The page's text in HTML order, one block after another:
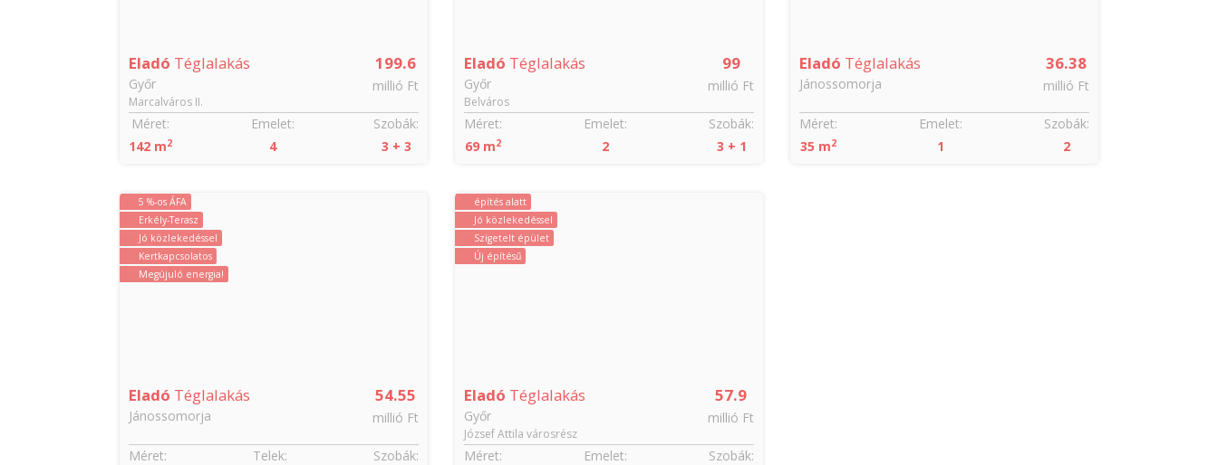
199.6
millió Ft
Eladó Téglalakás
Győr
Marcalváros II.
Szobák:
3 + 3
Méret:
142 m2
Emelet:
4
99
millió Ft
Eladó Téglalakás
Győr
Belváros
Szobák:
3 + 1
Méret:
69 m2
Emelet:
2
36.38
millió Ft
Eladó Téglalakás
Jánossomorja
Szobák:
2
Méret:
35 m2
Emelet:
1
5 %-os ÁFA
Erkély-Terasz
Jó közlekedéssel
Kertkapcsolatos
Megújuló energia!
54.55
millió Ft
Eladó Téglalakás
Jánossomorja
Szobák:
Méret:
Telek:
építés alatt
Jó közlekedéssel
Szigetelt épület
Új építésű
57.9
millió Ft
Eladó Téglalakás
Győr
József Attila városrész
Szobák:
Méret:
Emelet: